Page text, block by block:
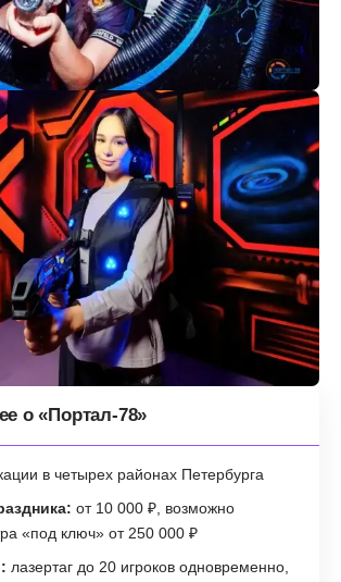
о «Портал-78»
в четырех районах Петербурга
от 10 000 ₽, возможно
«под ключ» от 250 000 ₽
лазертаг до 20 игроков одновременно,